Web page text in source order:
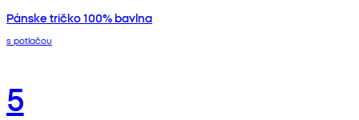
Pánske tričko 100% bavlna
s potlačou
5